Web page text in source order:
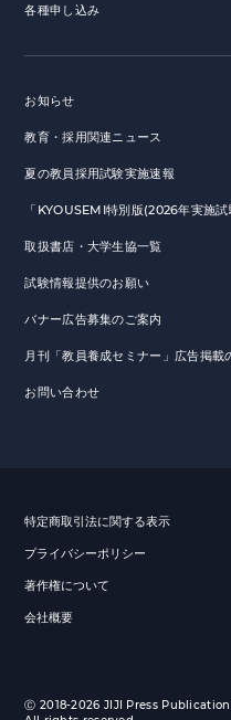
各種申し込み
お知らせ
教育・採用関連ニュース
夏の教員採用試験実施速報
「KYOUSEMI特別版(2026年実施
取扱書店・大学生協一覧
試験情報提供のお願い
バナー広告募集のご案内
月刊「教員養成セミナー」広告掲載
お問い合わせ
特定商取引法に関する表示
プライバシーポリシー
著作権について
会社概要
Ⓒ 2018-2026 JIJI Press